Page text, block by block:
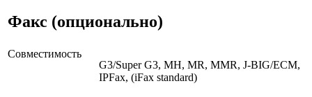
Факс (опционально)
Совместимость
G3/Super G3, MH, MR, MMR, J-BIG/ECM,
IPFax, (iFax standard)